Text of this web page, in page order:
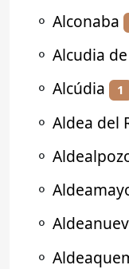
⚬ Alconaba
⚬ Alcudia
⚬ Alcúdia 1
⚬ Aldea del
⚬
⚬
⚬
⚬